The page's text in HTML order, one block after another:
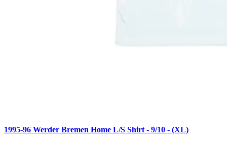
1995-96 Werder Bremen Home L/S Shirt - 9/10 - (XL)